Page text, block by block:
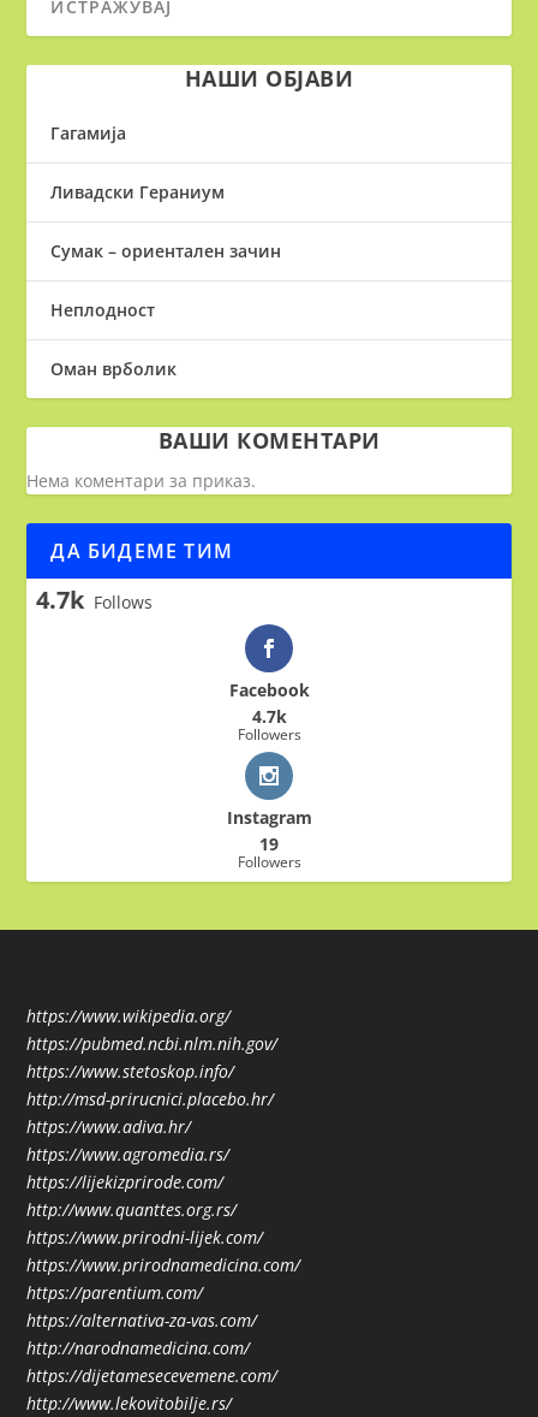
НАШИ ОБЈАВИ
Гагамија
Ливадски Гераниум
Сумак – ориентален зачин
Неплодност
Оман врболик
ВАШИ КОМЕНТАРИ
Нема коментари за приказ.
ДА БИДЕМЕ ТИМ
4.7k Follows
Facebook
4.7k
Followers
Instagram
19
Followers
https://www.wikipedia.org/
https://pubmed.ncbi.nlm.nih.gov/
https://www.stetoskop.info/
http://msd-prirucnici.placebo.hr/
https://www.adiva.hr/
https://www.agromedia.rs/
https://lijekizprirode.com/
http://www.quanttes.org.rs/
https://www.prirodni-lijek.com/
https://www.prirodnamedicina.com/
https://parentium.com/
https://alternativa-za-vas.com/
http://narodnamedicina.com/
https://dijetamesecevemene.com/
http://www.lekovitobilje.rs/